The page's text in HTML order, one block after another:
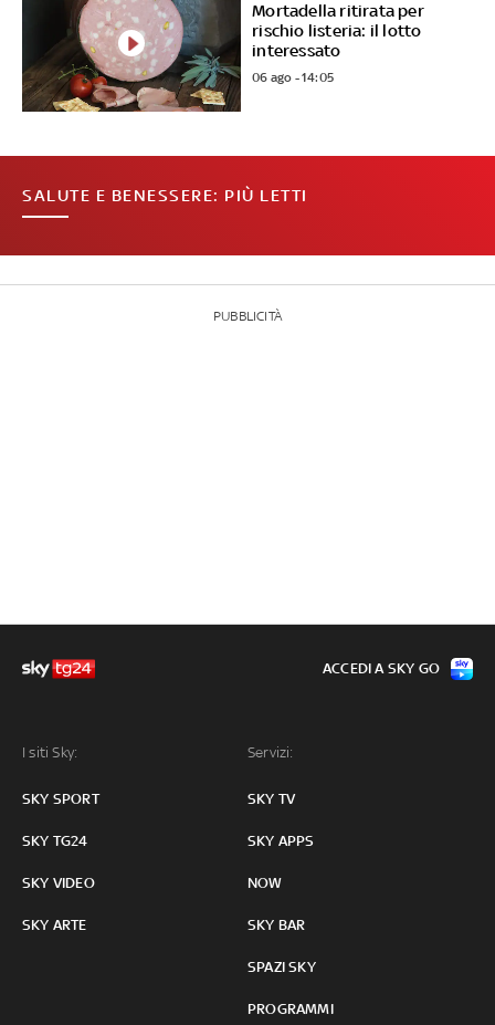
Mortadella ritirata per
rischio listeria: il lotto
interessato
06 ago - 14:05
SALUTE E BENESSERE: PIÙ LETTI
PUBBLICITÀ
I siti Sky:
SKY SPORT
SKY TG24
SKY VIDEO
SKY ARTE
Servizi:
SKY TV
SKY APPS
NOW
SKY BAR
SPAZI SKY
PROGRAMMI
ACCEDI A SKY GO